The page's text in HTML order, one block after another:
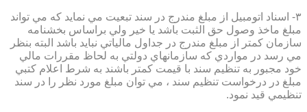
۳- اسناد اتومبيل از مبلغ مندرج در سند تبعيت مي نمايد كه مي تواند
مبلغ ماخذ وصول حق الثبت باشد يا خير ولي براساس بخشنامه
سازمان كمتر از مبلغ مندرج در جداول مالياتي نبايد باشد البته بنظر
مي رسد در مواردي كه سازمانهاي دولتي به لحاظ مقررات مالي
خود مجبور به تنظيم سند با قيمت كمتر باشند به شرط اعلام كتبي
مبلغ در درخواست تنظيم سند ، مي توان مبلغ مورد نظر را در سند
تنظيمي قيد نمود.